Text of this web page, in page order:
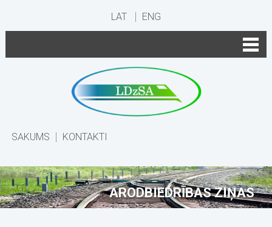
LAT ENG
SĀKUMS KONTAKTI
ARODBIEDRĪBAS ZIŅAS